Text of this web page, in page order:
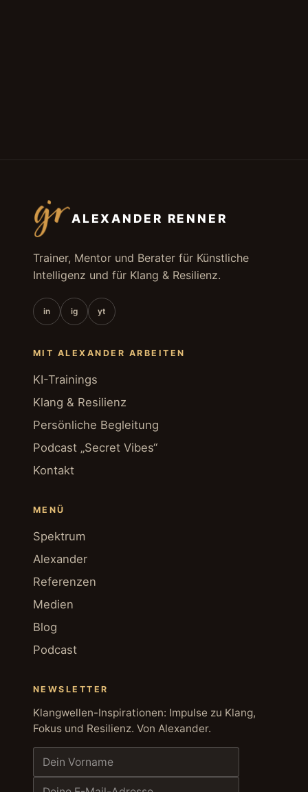
ALEXANDER RENNER
Trainer, Mentor und Berater für Künstliche
Intelligenz und für Klang & Resilienz.
in ig yt
MIT ALEXANDER ARBEITEN
KI-Trainings
Klang & Resilienz
Persönliche Begleitung
Podcast „Secret Vibes“
Kontakt
MENÜ
Spektrum
Alexander
Referenzen
Medien
Blog
Podcast
NEWSLETTER
Klangwellen-Inspirationen: Impulse zu Klang,
Fokus und Resilienz. Von Alexander.